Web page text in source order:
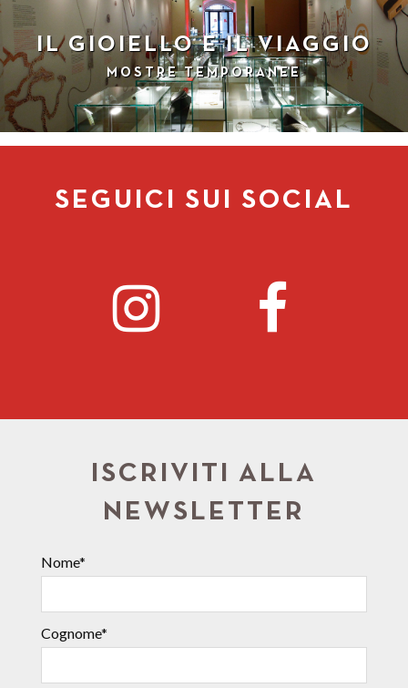
IL GIOIELLO E IL VIAGGIO
MOSTRE TEMPORANEE
SEGUICI SUI SOCIAL
ISCRIVITI ALLA
NEWSLETTER
Nome*
Cognome*